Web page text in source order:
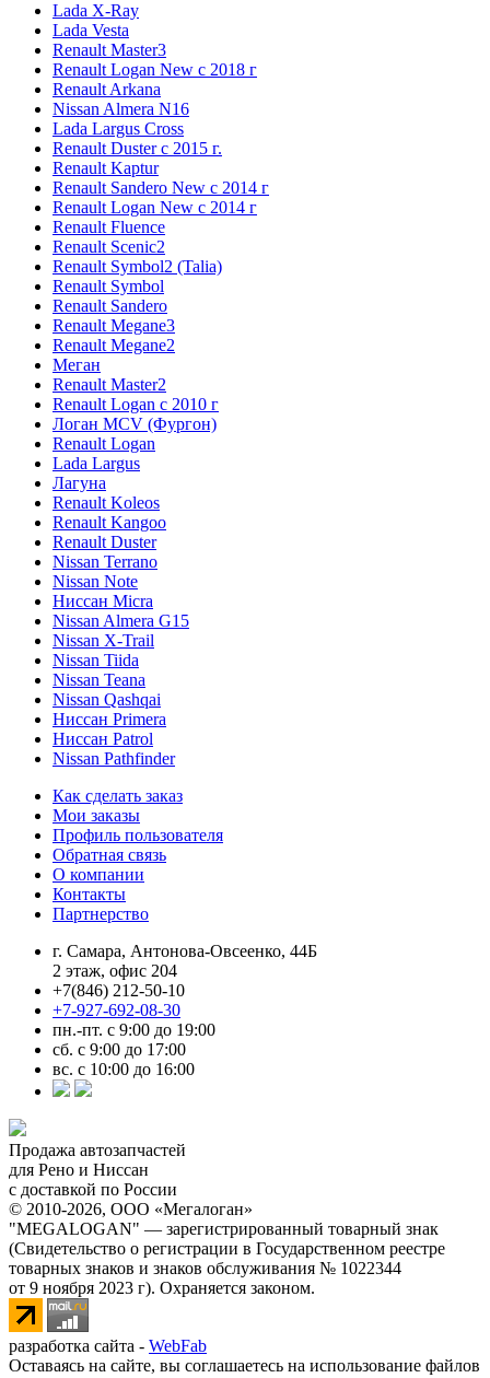
Lada X-Ray
Lada Vesta
Renault Master3
Renault Logan New с 2018 г
Renault Arkana
Nissan Almera N16
Lada Largus Cross
Renault Duster с 2015 г.
Renault Kaptur
Renault Sandero New с 2014 г
Renault Logan New с 2014 г
Renault Fluence
Renault Scenic2
Renault Symbol2 (Talia)
Renault Symbol
Renault Sandero
Renault Megane3
Renault Megane2
Меган
Renault Master2
Renault Logan c 2010 г
Логан МСV (Фургон)
Renault Logan
Lada Largus
Лагуна
Renault Koleos
Renault Kangoo
Renault Duster
Nissan Terrano
Nissan Note
Ниссан Micra
Nissan Almera G15
Nissan X-Trail
Nissan Tiida
Nissan Teana
Nissan Qashqai
Ниссан Primera
Ниссан Patrol
Nissan Pathfinder
Как сделать заказ
Мои заказы
Профиль пользователя
Обратная связь
О компании
Контакты
Партнерство
г. Самара, Антонова-Овсеенко, 44Б
2 этаж, офис 204
+7(846) 212-50-10
+7-927-692-08-30
пн.-пт. с 9:00 до 19:00
сб. с 9:00 до 17:00
вс. с 10:00 до 16:00
Продажа автозапчастей
для Рено и Ниссан
с доставкой по России
© 2010-2026, ООО «Мегалоган»
"MEGALOGAN" — зарегистрированный товарный знак
(Свидетельство о регистрации в Государственном реестре
товарных знаков и знаков обслуживания № 1022344
от 9 ноября 2023 г). Охраняется законом.
разработка сайта - WebFab
Оставаясь на сайте, вы соглашаетесь на использование файлов